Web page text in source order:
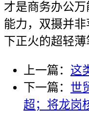
才是商务办公
能力，双摄并
下正火的超轻薄
上一篇： 这
下一篇： 世
超；将龙岗